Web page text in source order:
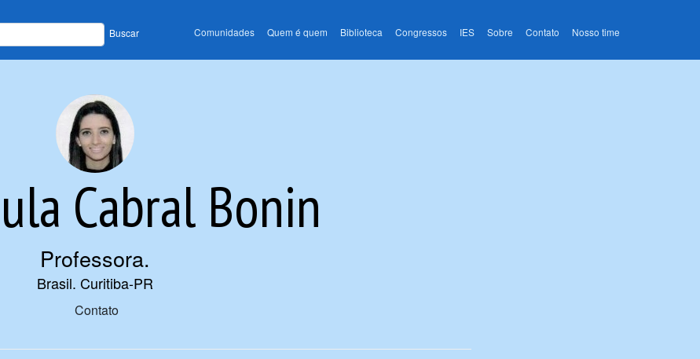
Buscar Comunidades Quem é quem Biblioteca Congressos IES Sobre Contato Nosso time
Cabral Bonin
Professora.
Brasil. Curitiba-PR
Contato